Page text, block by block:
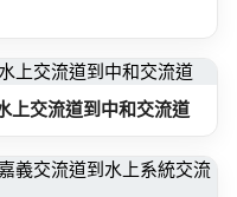
上交流道到中和交流道